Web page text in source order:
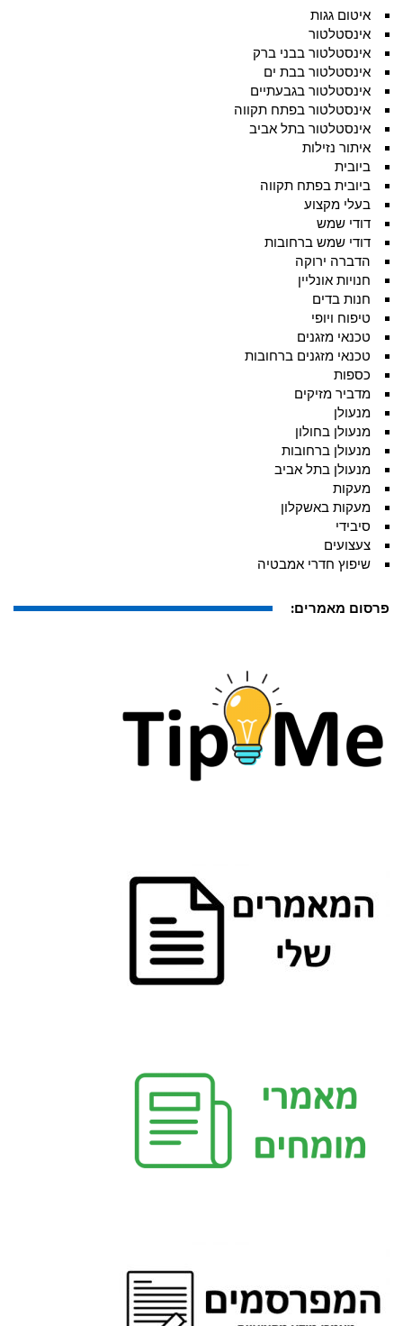
איטום גגות
אינסטלטור
אינסטלטור בבני ברק
אינסטלטור בבת ים
אינסטלטור בגבעתיים
אינסטלטור בפתח תקווה
אינסטלטור בתל אביב
איתור נזילות
ביובית
ביובית בפתח תקווה
בעלי מקצוע
דודי שמש
דודי שמש ברחובות
הדברה ירוקה
חנויות אונליין
חנות בדים
טיפוח ויופי
טכנאי מזגנים
טכנאי מזגנים ברחובות
כספות
מדביר מזיקים
מנעולן
מנעולן בחולון
מנעולן ברחובות
מנעולן בתל אביב
מעקות
מעקות באשקלון
סיבידי
צעצועים
שיפוץ חדרי אמבטיה
פרסום מאמרים: